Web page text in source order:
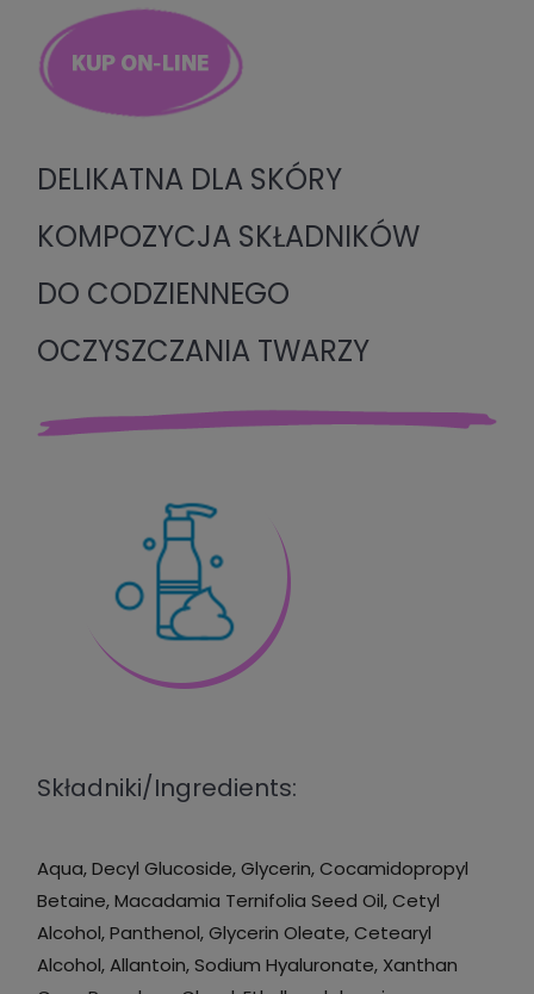
DELIKATNA DLA SKÓRY
KOMPOZYCJA SKŁADNIKÓW
DO CODZIENNEGO
OCZYSZCZANIA TWARZY
Składniki/Ingredients:
Aqua, Decyl Glucoside, Glycerin, Cocamidopropyl
Betaine, Macadamia Ternifolia Seed Oil, Cetyl
Alcohol, Panthenol, Glycerin Oleate, Cetearyl
Alcohol, Allantoin, Sodium Hyaluronate, Xanthan